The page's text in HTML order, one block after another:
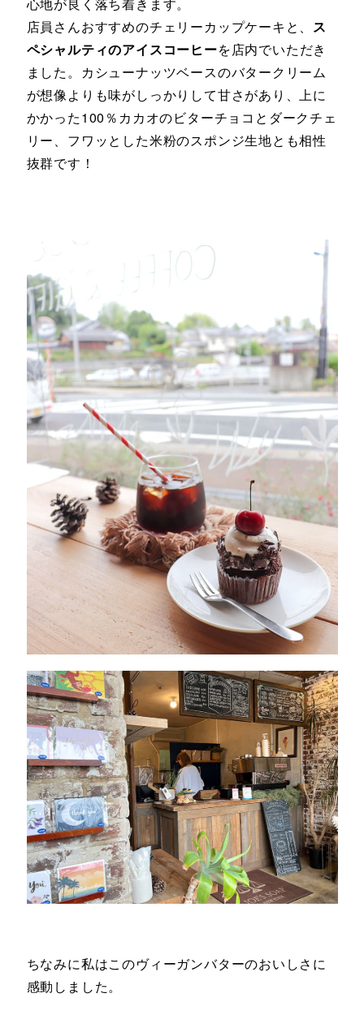
心地が良く落ち着きます。
店員さんおすすめのチェリーカップケーキと、 ス
ペシャルティのアイスコーヒーを店内でいただき
ました。カシューナッツベースのバタークリーム
が想像よりも味がしっかりして甘さがあり、上に
かかった100％カカオのビターチョコとダークチェ
リー、フワッとした米粉のスポンジ生地とも相性
抜群です！
ちなみに私はこのヴィーガンバターのおいしさに
感動しました。